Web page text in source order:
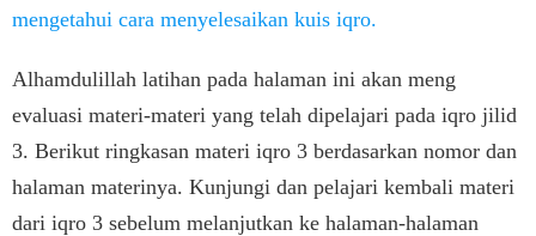
mengetahui cara menyelesaikan kuis iqro.
Alhamdulillah latihan pada halaman ini akan meng
evaluasi materi-materi yang telah dipelajari pada iqro jilid
3. Berikut ringkasan materi iqro 3 berdasarkan nomor dan
halaman materinya. Kunjungi dan pelajari kembali materi
dari iqro 3 sebelum melanjutkan ke halaman-halaman